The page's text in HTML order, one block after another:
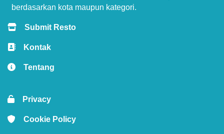
berdasarkan kota maupun kategori.
Submit Resto
Kontak
Tentang
Privacy
Cookie Policy